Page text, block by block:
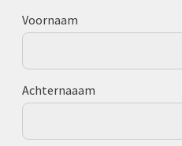
Voornaam
Achternaaam